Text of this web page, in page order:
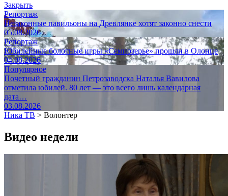
Закрыть
Репортаж
Незаконные павильоны на Древлянке хотят законно снести
05.08.2026
Репортаж
Юбилейные болотные игры «Семиозерье» прошли в Олонце
04.08.2026
Популярное
Почетный гражданин Петрозаводска Наталья Вавилова
отметила юбилей. 80 лет — это всего лишь календарная
дата…
03.08.2026
Ника ТВ > Волонтер
Видео недели